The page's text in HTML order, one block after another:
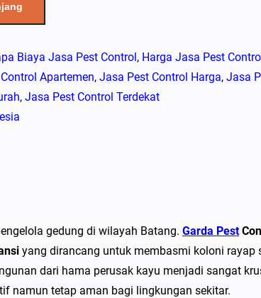
Biaya Jasa Pest Control, Harga Jasa Pest
Apartemen, Jasa Pest Control Harga, Jasa
, Jasa Pest Control Terdekat
gedung di wilayah Batang. Garda Pest
yang dirancang untuk membasmi koloni rayap
dari hama perusak kayu menjadi sangat
namun tetap aman bagi lingkungan sekitar.